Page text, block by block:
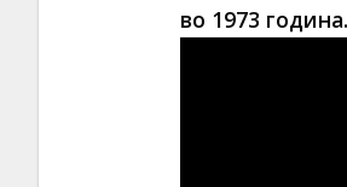
во 1973 година.